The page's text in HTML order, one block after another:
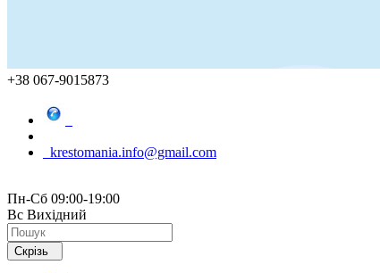
+38 067-9015873
krestomania.info@gmail.com
Пн-Сб 09:00-19:00
Вс Вихідний
Скрізь